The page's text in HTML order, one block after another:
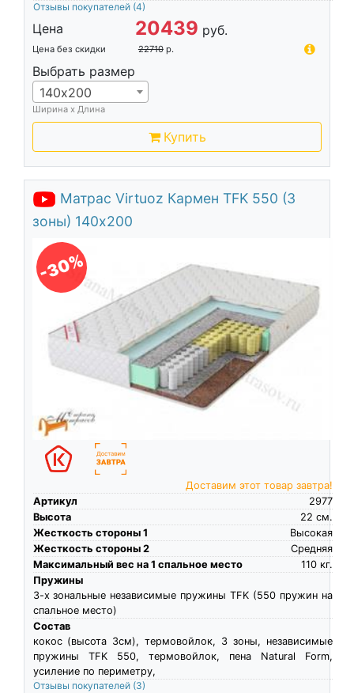
Отзывы покупателей (4)
Цена 20439 руб.
Цена без скидки 22710 р.
Выбрать размер
140х200
Ширина х Длина
Купить
Матрас Virtuoz Кармен TFK 550 (3
зоны) 140х200
-30%
Доставим этот товар завтра!
Артикул
2977
Высота
см.
22
Жесткость стороны 1
Высокая
Жесткость стороны 2
Средняя
Максимальный вес на 1 спальное место
кг.
110
Пружины
3-х зональные независимые пружины TFK (550 пружин на
спальное место)
Состав
кокос (высота 3см), термовойлок, 3 зоны, независимые
пружины TFK 550, термовойлок, пена Natural Form,
усиление по периметру,
Отзывы покупателей (3)